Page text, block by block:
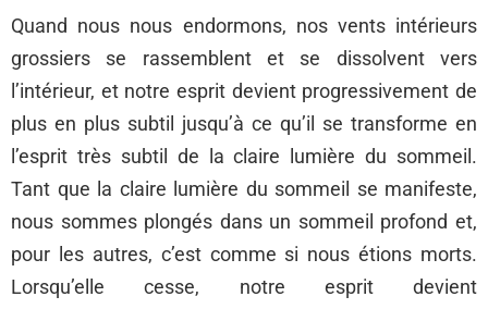
Quand nous nous endormons, nos vents intérieurs
grossiers se rassemblent et se dissolvent vers
l’intérieur, et notre esprit devient progressivement de
plus en plus subtil jusqu’à ce qu’il se transforme en
l’esprit très subtil de la claire lumière du sommeil.
Tant que la claire lumière du sommeil se manifeste,
nous sommes plongés dans un sommeil profond et,
pour les autres, c’est comme si nous étions morts.
Lorsqu’elle cesse, notre esprit devient